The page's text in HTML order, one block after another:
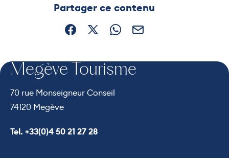
Partager ce contenu
Partager sur Facebook (nouvelle fenêtre)
Partager sur X / Twitter (nouvelle
Partager sur WhatsApp
Partager par mail
Megève Tourisme
70 rue Monseigneur Conseil
74120 Megève
Appeler le
Tel. +33(0)4 50 21 27 28